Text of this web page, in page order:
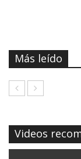
Más leído
Videos